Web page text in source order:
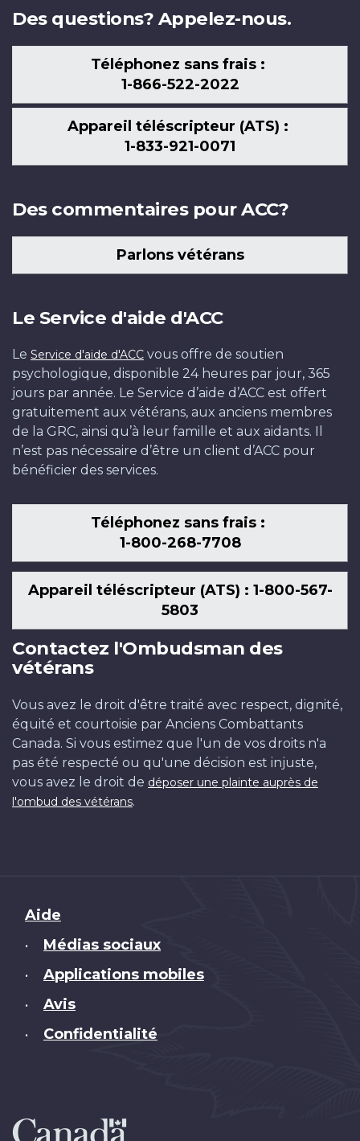
Des questions? Appelez-nous.
Téléphonez sans frais :
1-866-522-2022
Appareil téléscripteur (ATS) :
1-833-921-0071
Des commentaires pour ACC?
Parlons vétérans
Le Service d'aide d'ACC
Le Service d'aide d'ACC vous offre de soutien
psychologique, disponible 24 heures par jour, 365
jours par année. Le Service d’aide d’ACC est offert
gratuitement aux vétérans, aux anciens membres
de la GRC, ainsi qu’à leur famille et aux aidants. Il
n’est pas nécessaire d’être un client d’ACC pour
bénéficier des services.
Téléphonez sans frais :
1-800-268-7708
Appareil téléscripteur (ATS) : 1-800-567-
5803
Contactez l'Ombudsman des
vétérans
Vous avez le droit d'être traité avec respect, dignité,
équité et courtoisie par Anciens Combattants
Canada. Si vous estimez que l'un de vos droits n'a
pas été respecté ou qu'une décision est injuste,
vous avez le droit de déposer une plainte auprès de
l'ombud des vétérans.
Brand
Aide
• Médias sociaux
• Applications mobiles
• Avis
• Confidentialité